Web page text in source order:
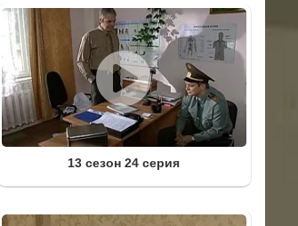
13 сезон 24 серия